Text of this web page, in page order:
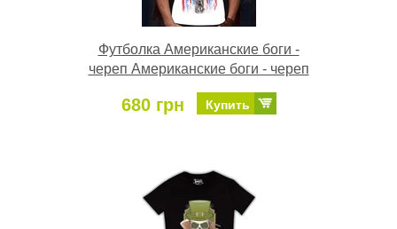
Футболка Американские боги -
череп Американские боги - череп
680 грн Купить